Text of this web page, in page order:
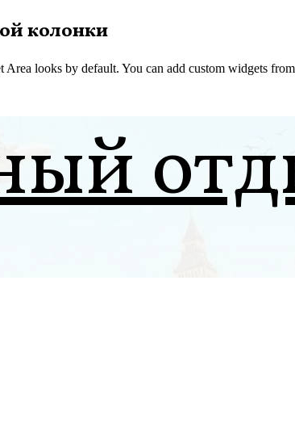
колонки
looks by default. You can add custom widgets